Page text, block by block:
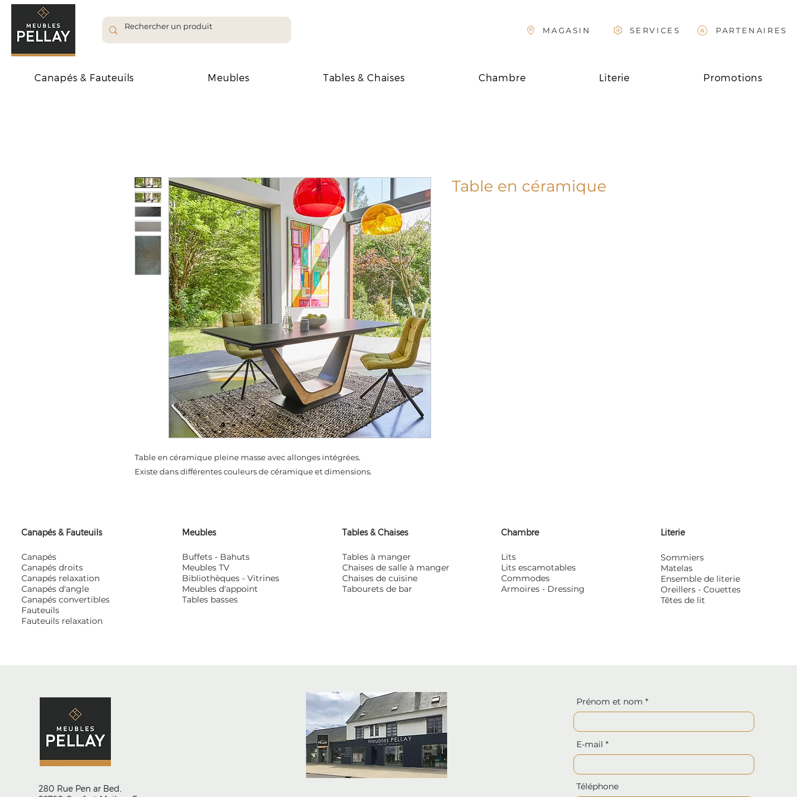
MAGASIN SERVICES PARTENAIRES
Canapés & Fauteuils Meubles Tables & Chaises Chambre Literie Promotions
Table en céramique pleine masse avec allonges intégrées.
Existe dans différentes couleurs de céramique et dimensions.
Table en céramique
Canapés & Fauteuils
Canapés
Canapés droits
Canapés relaxation
Canapés d'angle
Canapés convertibles
Fauteuils
Fauteuils relaxation
Meubles
Buffets - Bahuts
Meubles TV
Bibliothèques - Vitrines
Meubles d'appoint
Tables basses
Tables & Chaises
Tables à manger
Chaises de salle à manger
Chaises de cuisine
Tabourets de bar
Chambre
Lits
Lits escamotables
Commodes
Armoires - Dressing
Literie
Sommiers
Matelas
Ensemble de literie
Oreillers - Couettes
Têtes de lit
280 Rue Pen ar Bed,
Prénom et nom
E-mail
Téléphone